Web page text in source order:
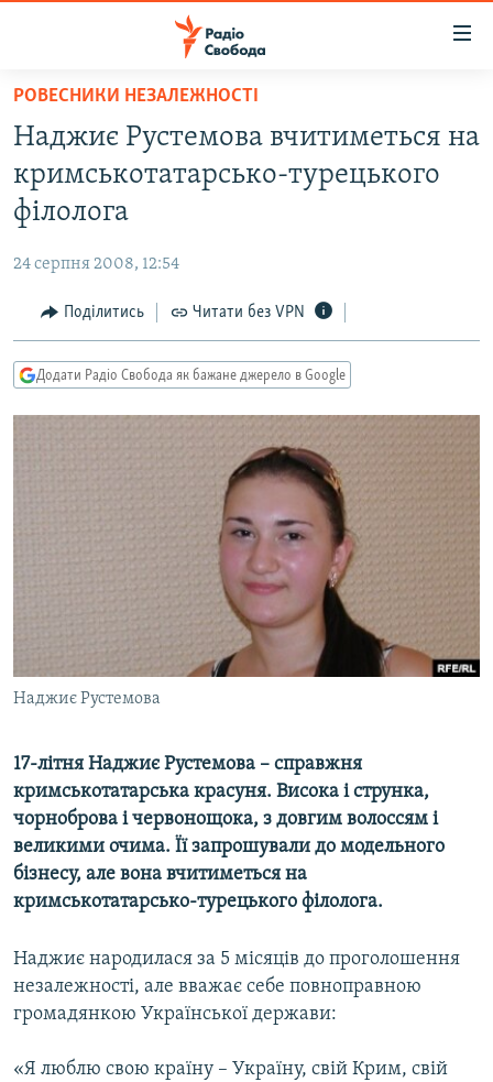
Перейти
основного
матеріалу
Перейти
до
основної
навігації
Перейти
до
пошуку
ВСЕ ЗА ДОБУ
СТАТТІ
ЕКОНОМІКА
СУСПІЛЬСТВО
РОСІЙСЬКА «ФІЛЬТРАЦІЯ»
ДОНБАС.РЕАЛІЇ
ТИ ЯК?
КИТАЙ.ВИКЛИКИ
МУЛЬТИМЕДІА
СПЕЦПРОЄКТИ
КРИМ РЕАЛІЇ
УКР
КТАТ
ДОЛУЧАЙСЯ!
Усі сайти RFE/RL
РОВЕСНИКИ НЕЗАЛЕЖНОСТІ
Наджиє Рустемова вчитиметься на
кримськотатарсько-турецького
філолога
24 серпня 2008, 12:54
Поділитись Читати без VPN
Додати Радіо Свобода як бажане джерело в Google
Наджиє Рустемова
17-літня Наджиє Рустемова – справжня
кримськотатарська красуня. Висока і струнка,
чорноброва і червонощока, з довгим волоссям і
великими очима. Її запрошували до модельного
бізнесу, але вона вчитиметься на
кримськотатарсько-турецького філолога.
Наджиє народилася за 5 місяців до проголошення
незалежності, але вважає себе повноправною
громадянкою Української держави:
«Я люблю свою країну – Україну, свій Крим, свій